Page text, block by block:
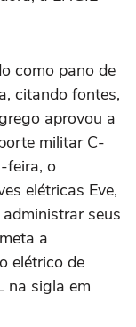
como pano de
citando fontes,
aprovou a
militar C-
feira, o
elétricas Eve,
seus
a
elétrico de
na sigla em